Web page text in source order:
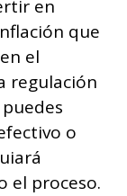
en
que
el
regulación
o
el proceso.